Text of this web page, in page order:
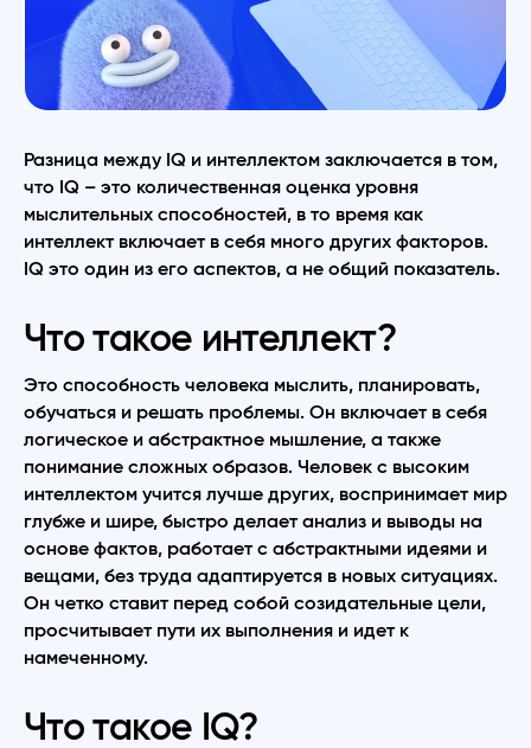
Разница между IQ и интеллектом заключается в том,
что IQ – это количественная оценка уровня
мыслительных способностей, в то время как
интеллект включает в себя много других факторов.
IQ это один из его аспектов, а не общий показатель.
Что такое интеллект?
Это способность человека мыслить, планировать,
обучаться и решать проблемы. Он включает в себя
логическое и абстрактное мышление, а также
понимание сложных образов. Человек с высоким
интеллектом учится лучше других, воспринимает мир
глубже и шире, быстро делает анализ и выводы на
основе фактов, работает с абстрактными идеями и
вещами, без труда адаптируется в новых ситуациях.
Он четко ставит перед собой созидательные цели,
просчитывает пути их выполнения и идет к
намеченному.
Что такое IQ?